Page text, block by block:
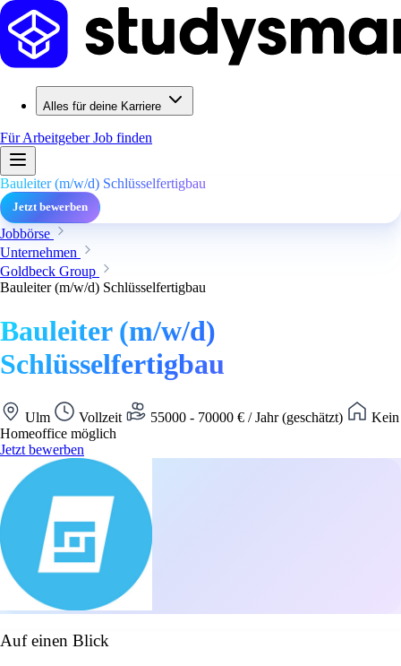
Alles für deine Karriere
Für ArbeitgeberJob finden
Bauleiter (m/w/d) Schlüsselfertigbau
Jetzt bewerben
Jobbörse
Unternehmen
Goldbeck Group
Bauleiter (m/w/d) Schlüsselfertigbau
Bauleiter (m/w/d)
Schlüsselfertigbau
Ulm Vollzeit 55000 - 70000 € / Jahr (geschätzt)
Kein
Homeoffice möglich
Jetzt bewerben
Auf einen Blick